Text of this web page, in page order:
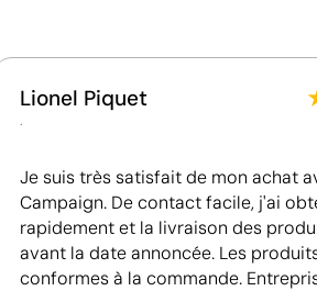
Fournisseur lié à une usine
reconnue, garantissant la
conditions de travail.
entreprises en matière de
Fournisseur certifié ISO 14001,
système de gestion
Lionel Piquet
.
Je suis très satisfait de mon achat
Campaign. De contact facile, j'ai
rapidement et la livraison des
avant la date annoncée. Les
conformes à la commande.